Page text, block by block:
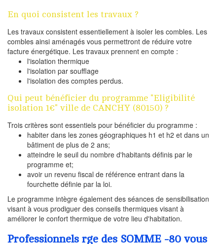
En quoi consistent les travaux ?
Les travaux consistent essentiellement à isoler les combles. Les
combles ainsi aménagés vous permettront de réduire votre
facture énergétique. Les travaux prennent en compte :
l'isolation thermique
l'isolation par soufflage
l'isolation des comptes perdus.
Qui peut bénéficier du programme "Eligibilité
isolation 1€" ville de CANCHY (80150) ?
Trois critères sont essentiels pour bénéficier du programme :
habiter dans les zones géographiques h1 et h2 et dans un
bâtiment de plus de 2 ans;
atteindre le seuil du nombre d'habitants définis par le
programme et;
avoir un revenu fiscal de référence entrant dans la
fourchette définie par la loi.
Le programme intègre également des séances de sensibilisation
visant à vous prodiguer des conseils thermiques visant à
améliorer le confort thermique de votre lieu d'habitation.
Professionnels rge des SOMME -80 vous